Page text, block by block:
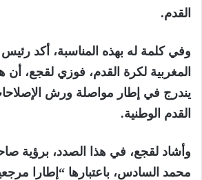
القدم.
وفي كلمة له بهذه المناسبة، أكد رئيس
المغربية لكرة القدم، فوزي لقجع، أن
يندرج في إطار مواصلة ورش
القدم الوطنية.
وأشاد لقجع، في هذا الصدد، برؤية
محمد السادس، باعتبارها “إطارا